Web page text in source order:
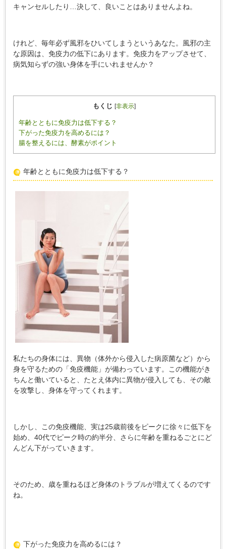
キャンセルしたり…決して、良いことはありませんよね。
けれど、毎年必ず風邪をひいてしまうというあなた。風邪の主
な原因は、免疫力の低下にあります。免疫力をアップさせて、
病気知らずの強い身体を手にいれませんか？
もくじ [非表示]
年齢とともに免疫力は低下する？
下がった免疫力を高めるには？
腸を整えるには、酵素がポイント
年齢とともに免疫力は低下する？
私たちの身体には、異物（体外から侵入した病原菌など）から
身を守るための「免疫機能」が備わっています。この機能がき
ちんと働いていると、たとえ体内に異物が侵入しても、その敵
を攻撃し、身体を守ってくれます。
しかし、この免疫機能、実は25歳前後をピークに徐々に低下を
始め、40代でピーク時の約半分、さらに年齢を重ねるごとにど
んどん下がっていきます。
そのため、歳を重ねるほど身体のトラブルが増えてくるのです
ね。
下がった免疫力を高めるには？